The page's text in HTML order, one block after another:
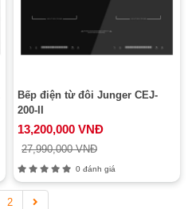
Bếp điện từ đôi Junger CEJ-
200-II
13,200,000 VNĐ
27,990,000 VNĐ
0 đánh giá
2